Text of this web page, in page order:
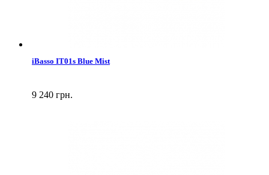
iBasso IT01s Blue Mist
9 240 грн.